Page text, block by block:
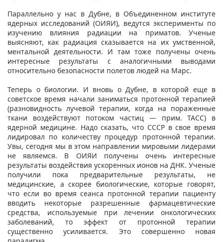
Параллельно у нас в Дубне, в Объединенном институте
ядерных исследований (ОИЯИ), ведутся эксперименты по
изучению влияния радиации на приматов. Ученые
выясняют, как радиация сказывается на их умственной,
ментальной деятельности. И там тоже получены очень
интересные результаты с аналогичными выводами
относительно безопасности полетов людей на Марс.
Теперь о биологии. И вновь о Дубне, в которой еще в
советское время начали заниматься протонной терапией
(разновидность лучевой терапии, когда на пораженные
ткани воздействуют потоком частиц — прим. ТАСС) в
ядерной медицине. Надо сказать, что СССР в свое время
лидировал по количеству процедур протонной терапии.
Увы, сегодня мы в этом направлении мировыми лидерами
не являемся. В ОИЯИ получены очень интересные
результаты воздействия ускоренных ионов на ДНК. Ученые
получили пока предварительные результаты, не
медицинские, а скорее биологические, которые говорят,
что если во время сеанса протонной терапии пациенту
вводить некоторые разрешенные фармацевтические
средства, используемые при лечении онкологических
заболеваний, то эффект от протонной терапии
существенно усиливается. Это совершенно новая